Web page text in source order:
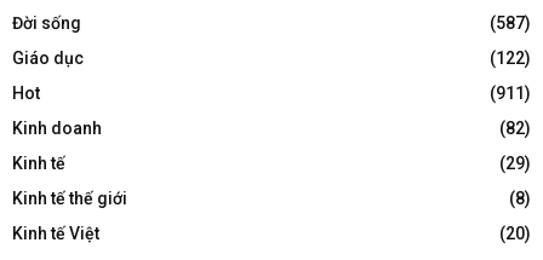
Đời sống
(587)
Giáo dục
(122)
Hot
(911)
Kinh doanh
(82)
Kinh tế
(29)
Kinh tế thế giới
(8)
Kinh tế Việt
(20)